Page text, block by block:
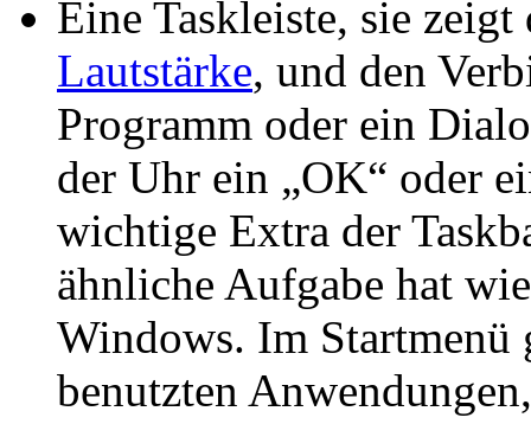
Eine Taskleiste, sie
Lautstärke, und den
Programm oder ein
der Uhr ein „OK“ oder
wichtige Extra der
ähnliche Aufgabe hat
Windows. Im Startmenü
benutzten